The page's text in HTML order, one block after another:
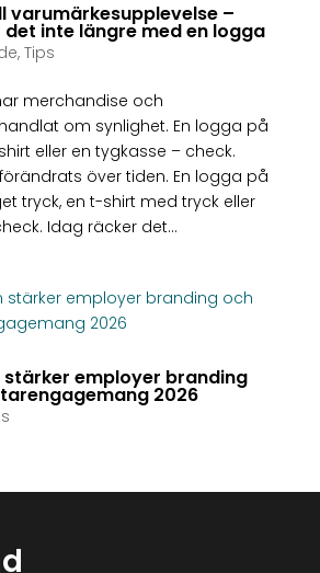
varumärkesupplevelse –
inte längre med en logga
, Tips
merchandise och
om synlighet. En logga på
eller en tygkasse – check.
över tiden. En logga på
tryck, en t-shirt med tryck eller
Idag räcker det...
stärker employer branding
2026